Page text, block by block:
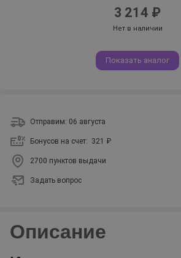
3 214 ₽
Нет в наличии
Показать аналог
Отправим: 06 августа
Бонусов на счет: 321 ₽
2700 пунктов выдачи
Задать вопрос
Описание